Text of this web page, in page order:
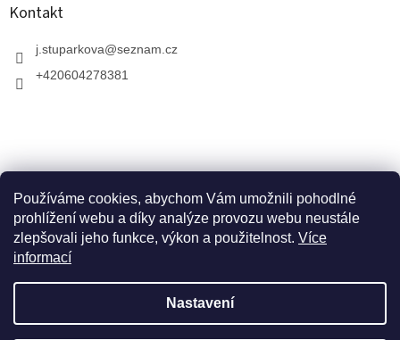
Používáme cookies, abychom Vám umožnili pohodlné
prohlížení webu a díky analýze provozu webu neustále
zlepšovali jeho funkce, výkon a použitelnost. Více
informací
Nastavení
V zahradnictví je možné osobně vybírat stromy a
dopravou. Otevřeno máme ve středu, v pátek a v neděli
Kontakt
j.stuparkova@seznam.cz
+420604278381